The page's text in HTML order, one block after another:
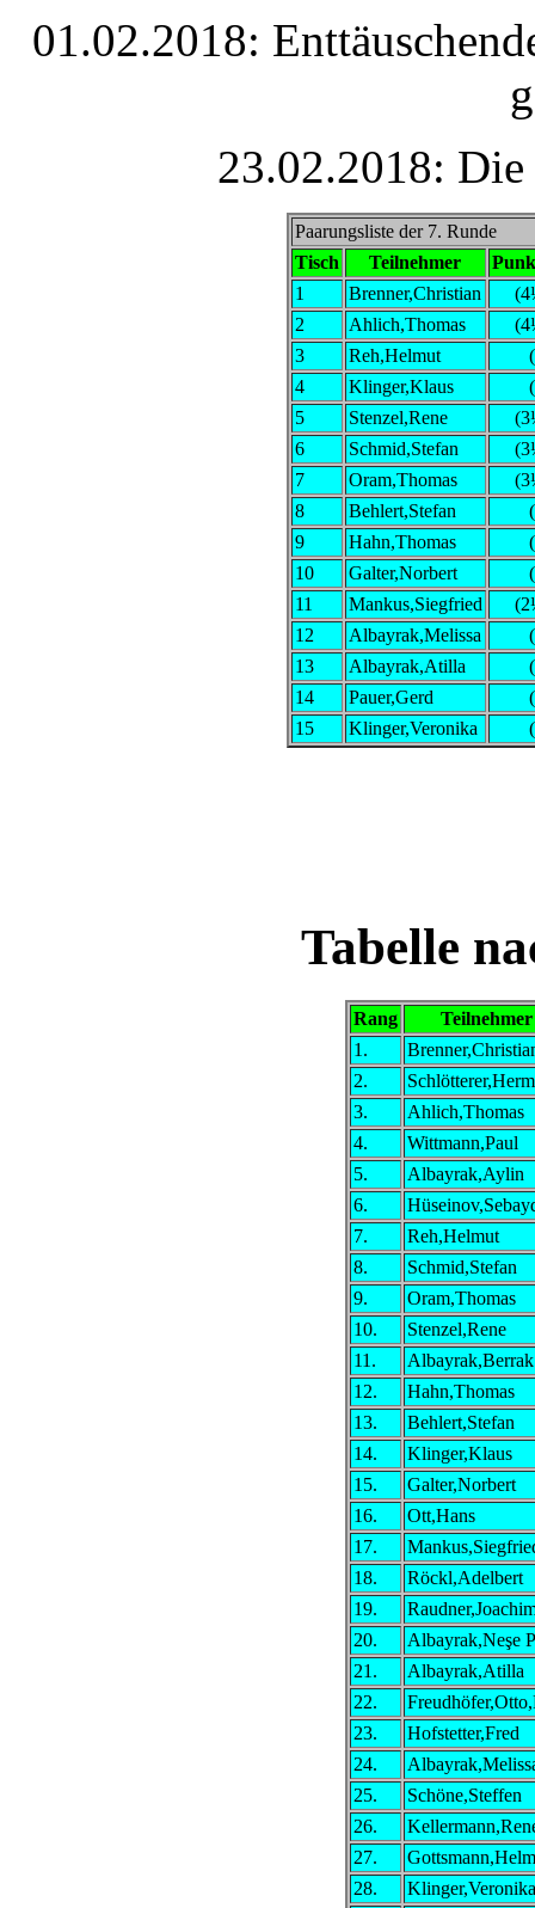
01.02.2018:
23.02.2018:
Paarungsliste der 7. Runde
Tisch
Teilnehmer
1
Brenner,Christian
2
Ahlich,Thomas
3
Reh,Helmut
4
Klinger,Klaus
5
Stenzel,Rene
6
Schmid,Stefan
7
Oram,Thomas
8
Behlert,Stefan
9
Hahn,Thomas
10
Galter,Norbert
11
Mankus,Siegfried
12
Albayrak,Melissa
13
Albayrak,Atilla
14
Pauer,Gerd
15
Klinger,Veronika
Tabelle
Rang
Teilnehmer
1.
2.
3.
Ahlich,Thomas
4.
Wittmann,Paul
5.
Albayrak,Aylin
6.
7.
Reh,Helmut
8.
Schmid,Stefan
9.
Oram,Thomas
10.
Stenzel,Rene
11.
Albayrak,Berrak
12.
Hahn,Thomas
13.
Behlert,Stefan
14.
Klinger,Klaus
15.
Galter,Norbert
16.
Ott,Hans
17.
18.
Röckl,Adelbert
19.
20.
Albayrak,Neşe
21.
Albayrak,Atilla
22.
23.
Hofstetter,Fred
24.
25.
Schöne,Steffen
26.
27.
28.
Klinger,Veronika